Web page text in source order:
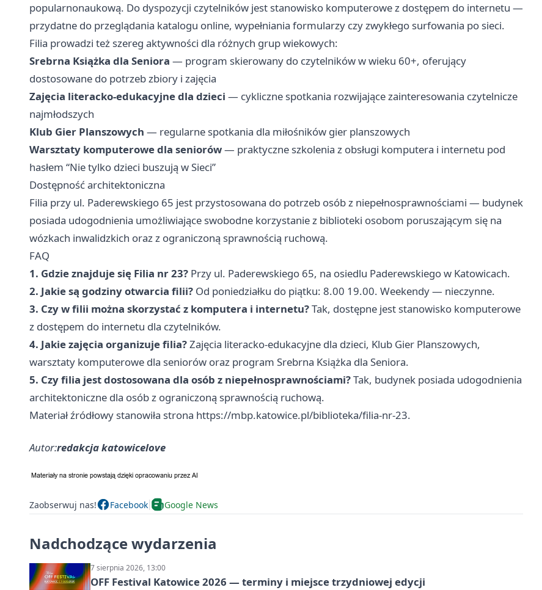
popularnonaukową. Do dyspozycji czytelników jest stanowisko komputerowe z dostępem do internetu —
przydatne do przeglądania katalogu online, wypełniania formularzy czy zwykłego surfowania po sieci.
Filia prowadzi też szereg aktywności dla różnych grup wiekowych:
Srebrna Książka dla Seniora — program skierowany do czytelników w wieku 60+, oferujący
dostosowane do potrzeb zbiory i zajęcia
Zajęcia literacko-edukacyjne dla dzieci — cykliczne spotkania rozwijające zainteresowania czytelnicze
najmłodszych
Klub Gier Planszowych — regularne spotkania dla miłośników gier planszowych
Warsztaty komputerowe dla seniorów— praktyczne szkolenia z obsługi komputera i internetu pod
hasłem “Nie tylko dzieci buszują w Sieci”
Dostępność architektoniczna
Filia przy ul. Paderewskiego 65 jest przystosowana do potrzeb osób z niepełnosprawnościami — budynek
posiada udogodnienia umożliwiające swobodne korzystanie z biblioteki osobom poruszającym się na
wózkach inwalidzkich oraz z ograniczoną sprawnością ruchową.
FAQ
1. Gdzie znajduje się Filia nr 23? Przy ul. Paderewskiego 65, na osiedlu Paderewskiego w Katowicach.
2. Jakie są godziny otwarcia filii? Od poniedziałku do piątku: 8.00 19.00. Weekendy — nieczynne.
3. Czy w filii można skorzystać z komputera i internetu?Tak, dostępne jest stanowisko komputerowe
z dostępem do internetu dla czytelników.
4. Jakie zajęcia organizuje filia?Zajęcia literacko-edukacyjne dla dzieci, Klub Gier Planszowych,
warsztaty komputerowe dla seniorów oraz program Srebrna Książka dla Seniora.
5. Czy filia jest dostosowana dla osób z niepełnosprawnościami?Tak, budynek posiada udogodnienia
architektoniczne dla osób z ograniczoną sprawnością ruchową.
Materiał źródłowy stanowiła strona https://mbp.katowice.pl/biblioteka/filia-nr-23.
Autor:redakcja katowicelove
Zaobserwuj nas! Facebook Google News
Nadchodzące wydarzenia
7 sierpnia 2026, 13:00
OFF Festival Katowice 2026 — terminy i miejsce trzydniowej edycji